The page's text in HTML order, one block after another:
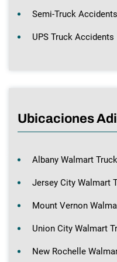
Semi-Truck Accidents
UPS Truck Accidents
Ubicaciones
Albany Walmart
Jersey City Walmart
Mount Vernon
Union City Walmart
New Rochelle